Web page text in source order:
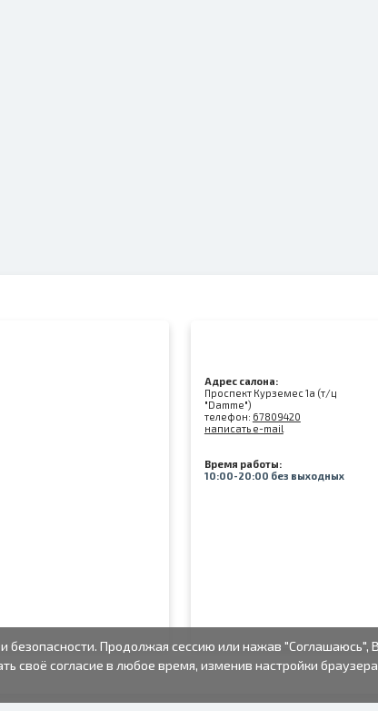
Адрес салона:
Проспект Курземес 1а (т/ц
"Damme")
телефон: 67809420
написать e-mail
Время работы:
10:00-20:00 без выходных
безопасности. Продолжая сессию или нажав "Соглашаюсь",
своё согласие в любое время, изменив настройки